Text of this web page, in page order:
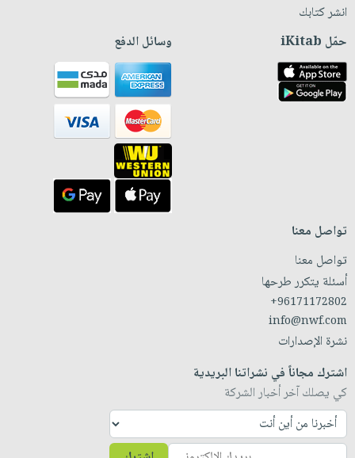
انشر كتابك
حمّل iKitab وسائل الدفع
تواصل معنا
تواصل معنا
أسئلة يتكرر طرحها
+96171172802
info@nwf.com
نشرة الإصدارات
اشترك مجاناً في نشراتنا البريدية
كي يصلك آخر أخبار الشركة